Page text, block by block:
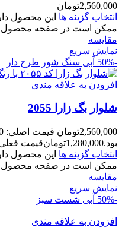
2,560,000تومان
انتخاب گزینه ها این محصول
ممکن است در صفحه محصول
مقايسه
نمایش سریع
-50%
آبی سنگ شور طرح دار
افزودن به علاقه مندی
شلوار بگ زارا 2055
2,560,000تومان
بود.1,280,000تومانقیمت فعلی:
انتخاب گزینه ها این محصول
ممکن است در صفحه محصول
مقايسه
نمایش سریع
-50%
آبی شست سبز
افزودن به علاقه مندی